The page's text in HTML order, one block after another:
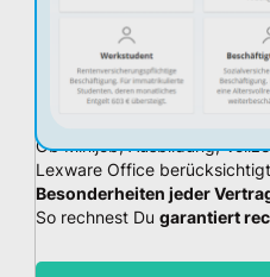
Ob Minijob, Ausbildung,
Lexware Office
Besonderheiten jeder
So rechnest Du garantiert